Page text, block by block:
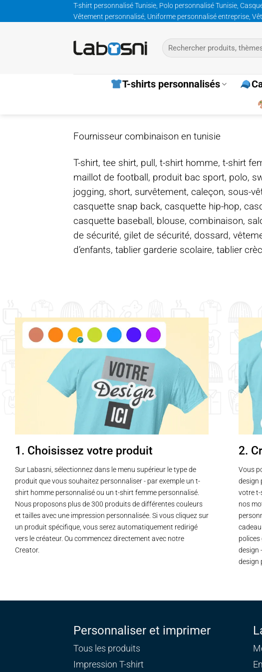
au
T-shirt personnalisé Tunisie, Polo personnalisé Tunisie,
Vêtement personnalisé, Uniforme personnalisé entreprise,
Recherche
pour :
T-shirts personnalisés
Fournisseur combinaison en tunisie
T-shirt, tee shirt, pull, t-shirt homme, t-shirt
maillot de football, produit bac sport, polo,
jogging, short, survêtement, caleçon, sous-
casquette snap back, casquette hip-hop,
casquette baseball, blouse, combinaison,
de sécurité, gilet de sécurité, dossard,
d’enfants, tablier garderie scolaire, tablier
1. Choisissez votre produit
Sur Labasni, sélectionnez dans le menu supérieur le type de
produit que vous souhaitez personnaliser - par exemple un t-
shirt homme personnalisé ou un t-shirt femme personnalisé.
Nous proposons plus de 300 produits de différentes couleurs
et tailles avec une impression personnalisée. Si vous cliquez sur
un produit spécifique, vous serez automatiquement redirigé
vers le créateur. Ou commencez directement avec notre
Creator.
2.
Vous
design
votre t-
nos
design
design
Personnaliser et imprimer
Tous les produits
Impression T-shirt